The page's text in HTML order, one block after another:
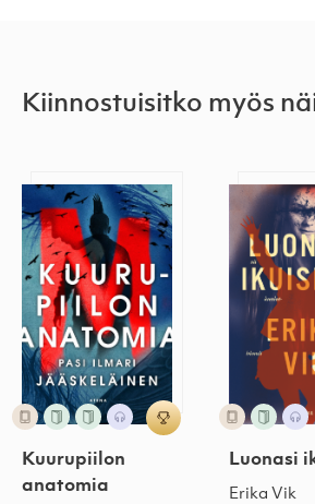
Kiinnostuisitko myös
Kuurupiilon anatomia
Kuurupiilon
anatomia
Luonasi
Luonasi
Erika Vik